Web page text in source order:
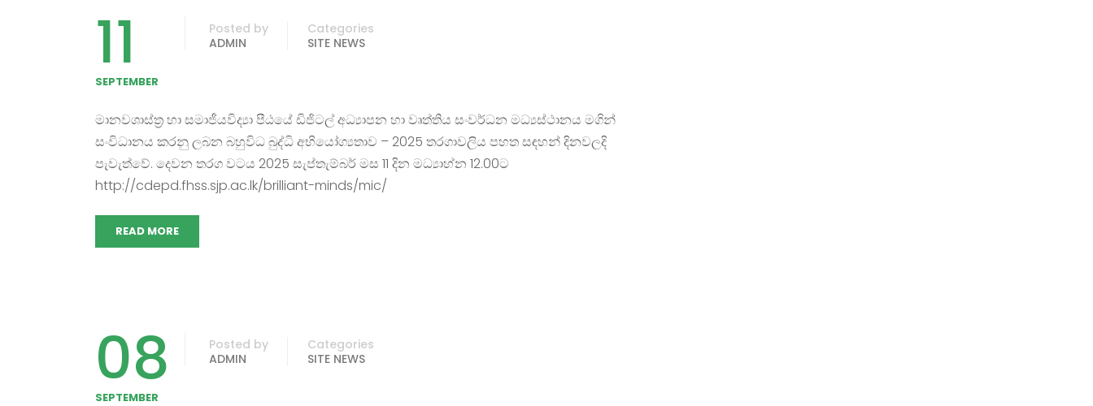
11
SEPTEMBER
Posted by
ADMIN
Categories
SITE NEWS
මානවශාස්ත්‍ර හා සමාජීයවිද්‍යා පීඨයේ ඩිජිටල් අධ්‍යාපන හා වෘත්තිය සංවර්ධන මධ්‍යස්ථානය මගින්
සංවිධානය කරනු ලබන බහුවිධ බුද්ධි අභියෝග්‍යතාව – 2025 තරගාවලිය පහත සඳහන් දිනවලදි
පැවැත්වේ. දෙවන තරග වටය 2025 සැප්තැම්බර් මස 11 දින මධ්‍යාහ්න 12.00ට
http://cdepd.fhss.sjp.ac.lk/brilliant-minds/mic/
READ MORE
08
SEPTEMBER
Posted by
ADMIN
Categories
SITE NEWS